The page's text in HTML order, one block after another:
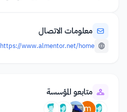
معلومات الاتصال
https://www.almentor.net/home
متابعو المؤسسة